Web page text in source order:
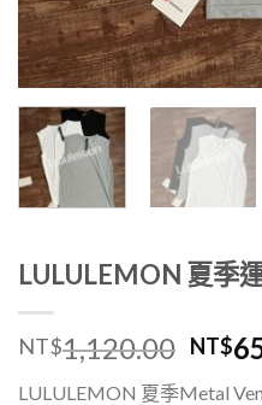
LULULEMON 夏季
NT$1,120.00 NT$
LULULEMON 夏季Metal